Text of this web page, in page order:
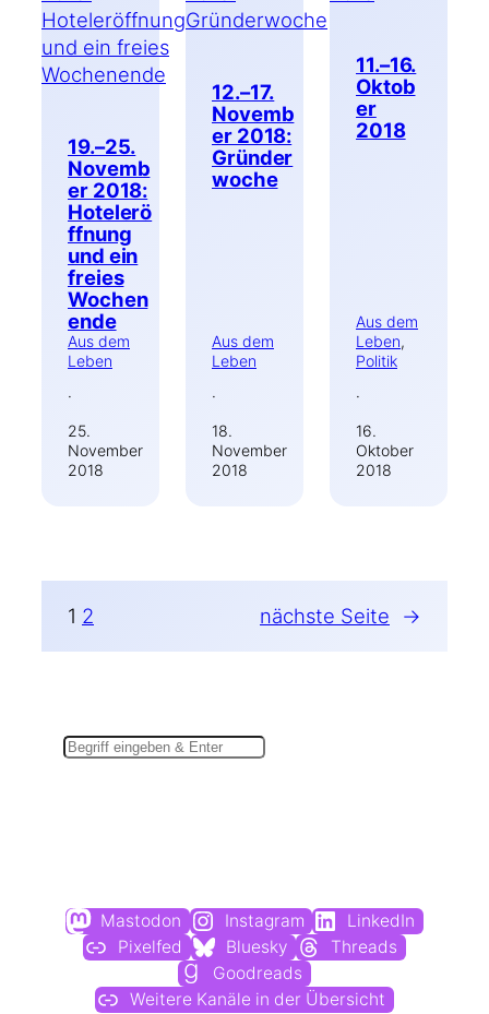
19.–25.
Novemb
er 2018:
Hotelerö
ffnung
und ein
freies
Wochen
ende
Aus dem
Leben
·
25.
November
2018
12.–17.
Novemb
er 2018:
Gründer
woche
Aus dem
Leben
·
18.
November
2018
11.–16.
Oktob
er
2018
Aus dem
Leben
Politik
·
16.
Oktober
2018
1 2 nächste Seite →
Mastodon Instagram
LinkedIn
Pixelfed
Bluesky
Threads
Goodreads
Weitere Kanäle in der Übersicht